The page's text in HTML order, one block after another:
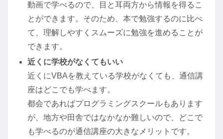
動画で学べるので、目と耳両方から情報を得るこ
とができます。そのため、本で勉強するのに比べ
て、理解しやすくスムーズに勉強を進めることが
できます。
近くに学校がなくてもいい
近くにVBAを教えている学校がなくても、通信講
座はどこでも学べます。
都会であればプログラミングスクールもあります
が、地方や田舎ではなかなか難しいので、どこで
も学べるのが通信講座の大きなメリットです。